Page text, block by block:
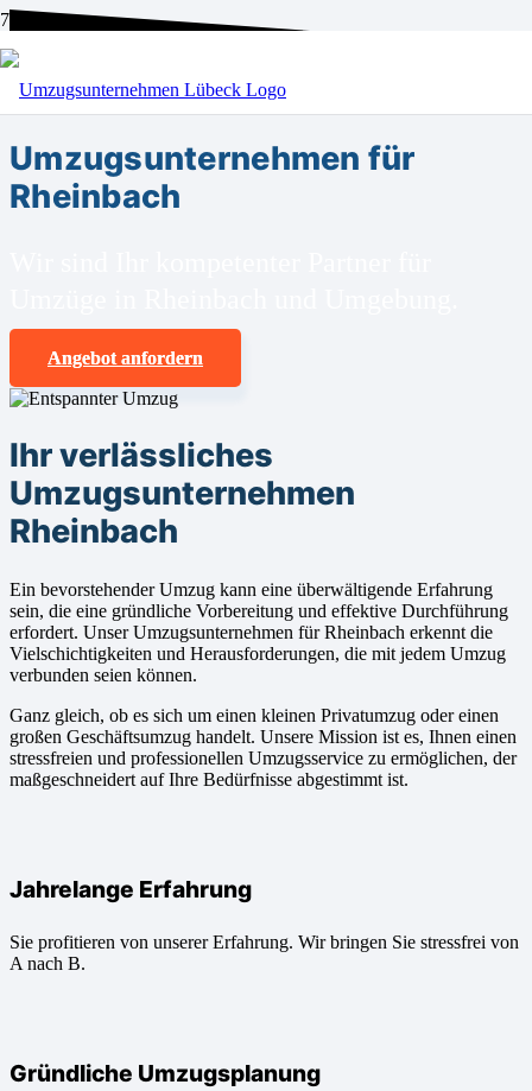
BEI UNS SIND SIE RICHTIG!
Umzugsunternehmen für
Rheinbach
Angebot anfordern
Ihr verlässliches
Umzugsunternehmen
Rheinbach
Ein bevorstehender Umzug kann eine überwältigende Erfahrung
sein, die eine gründliche Vorbereitung und effektive Durchführung
erfordert. Unser Umzugsunternehmen für Rheinbach erkennt die
Vielschichtigkeiten und Herausforderungen, die mit jedem Umzug
verbunden seien können.
Ganz gleich, ob es sich um einen kleinen Privatumzug oder einen
großen Geschäftsumzug handelt. Unsere Mission ist es, Ihnen einen
stressfreien und professionellen Umzugsservice zu ermöglichen, der
maßgeschneidert auf Ihre Bedürfnisse abgestimmt ist.
Jahrelange Erfahrung
Sie profitieren von unserer Erfahrung. Wir bringen Sie stressfrei von
A nach B.
Gründliche Umzugsplanung